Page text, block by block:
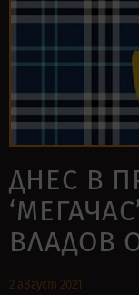
ДНЕС В
ВЛАДОВ
2 август 2021